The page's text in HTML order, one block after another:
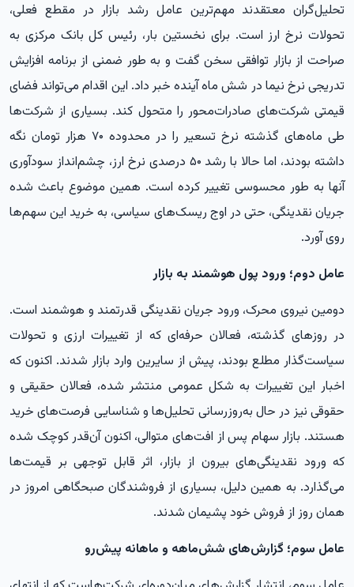
تحلیل‌گران معتقدند مهم‌ترین عامل رشد بازار در مقطع فعلی،
تحولات نرخ ارز است. برای نخستین بار، رئیس کل بانک مرکزی به
صراحت از بازار توافقی سخن گفت و به طور ضمنی از برنامه افزایش
تدریجی نرخ نیما در شش ماه آینده خبر داد. این اقدام می‌تواند فضای
قیمتی شرکت‌های صادرات‌محور را متحول کند. بسیاری از شرکت‌ها
طی ماه‌های گذشته نرخ تسعیر را در محدوده ۷۰ هزار تومان نگه
داشته بودند، اما حالا با رشد ۵۰ درصدی نرخ ارز، چشم‌انداز سودآوری
آنها به طور محسوسی تغییر کرده است. همین موضوع باعث شده
جریان نقدینگی، حتی در اوج ریسک‌های سیاسی، به خرید این سهم‌ها
روی آورد.
عامل دوم؛ ورود پول هوشمند به بازار
دومین نیروی محرک، ورود جریان نقدینگی قدرتمند و هوشمند است.
در روزهای گذشته، فعالان حرفه‌ای که از تغییرات ارزی و تحولات
سیاست‌گذار مطلع بودند، پیش از سایرین وارد بازار شدند. اکنون که
اخبار این تغییرات به شکل عمومی منتشر شده، فعالان حقیقی و
حقوقی نیز در حال به‌روزرسانی تحلیل‌ها و شناسایی فرصت‌های خرید
هستند. بازار سهام پس از افت‌های متوالی، اکنون آن‌قدر کوچک شده
که ورود نقدینگی‌های بیرون از بازار، اثر قابل توجهی بر قیمت‌ها
می‌گذارد. به همین دلیل، بسیاری از فروشندگان صبحگاهی امروز در
همان روز از فروش خود پشیمان شدند.
عامل سوم؛ گزارش‌های شش‌ماهه و ماهانه پیش‌رو